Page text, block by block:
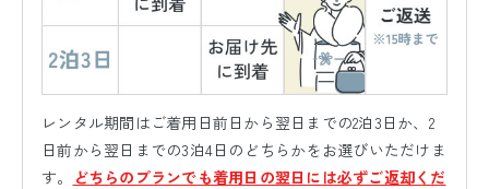
レンタル期間はご着用日前日から翌日までの2泊3日か、2
日前から翌日までの3泊4日のどちらかをお選びいただけま
す。
どちらのプランでも着用日の翌日には必ずご返却くだ